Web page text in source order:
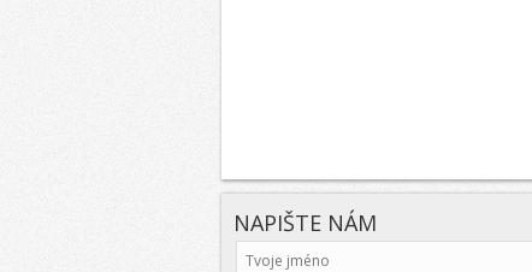
NAPIŠTE NÁM